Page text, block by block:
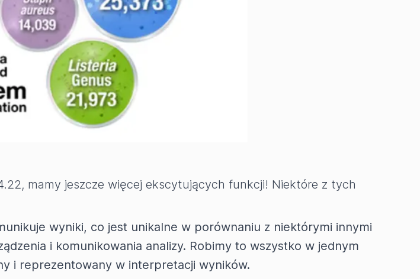
mamy jeszcze więcej ekscytujących funkcji! Niektóre z tych
wyniki, co jest unikalne w porównaniu z niektórymi innymi
i komunikowania analizy. Robimy to wszystko w jednym
i reprezentowany w interpretacji wyników.